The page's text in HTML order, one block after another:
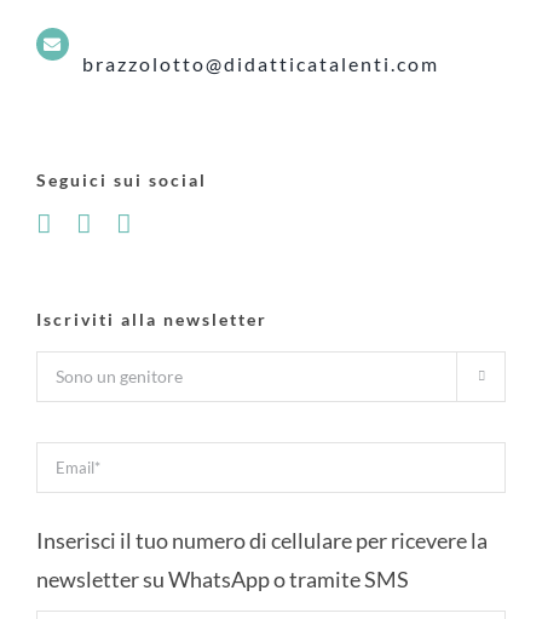
brazzolotto@didatticatalenti.com
Seguici sui social
Iscriviti alla newsletter

Inserisci il tuo numero di cellulare per ricevere la
newsletter su WhatsApp o tramite SMS